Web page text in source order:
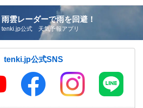
雨雲レーダーで雨を回避！
tenki.jp公式 天気予報アプリ
tenki.jp公式SNS